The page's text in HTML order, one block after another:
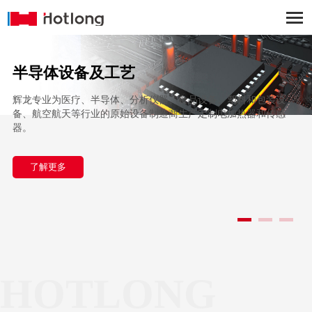
半导体设备及工艺
辉龙专业为医疗、半导体、分析仪器、食品设备、塑料和包装设
备、航空航天等行业的原始设备制造商生产定制电加热器和传感
器。
了解更多